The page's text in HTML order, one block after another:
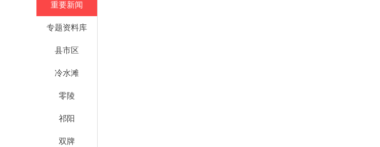
重要新闻
专题资料库
县市区
冷水滩
零陵
祁阳
双牌